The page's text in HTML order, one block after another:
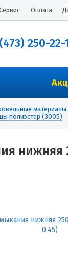
Оплата
250-22-
материалы
полиэстер (3005)
нижняя